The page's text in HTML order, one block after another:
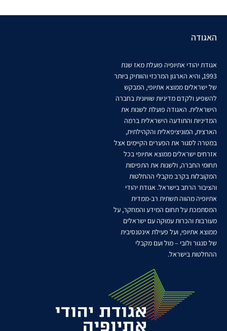
האגודה
אגודת יהודי אתיופיה פועלת מאז שנת
1993, והיא הארגון המרכזי והוותיק ביותר
של ישראלים ממוצא אתיופי, המבקש
להשפיע ולקדם מדיניות שוויונית בחברה
הישראלית. האגודה פועלת לשנות את
המדיניות והתודעה הישראלית ברמה
הארצית, המוניציפאלית והקהילתית,
במטרה לסגור את הפערים הקיימים אצל
אזרחים ישראלים ממוצא אתיופי בכל
תחומי החברה, ולשנות את התפיסות
המקובלות בקרב מקבלי ההחלטות
והציבור הרחב בישראל. אגודת יהודי
אתיופיה מהווה תשתית רב-ממדית
המסתמכת על תחום המידע והמחקר, על
מעורבות והכרות עמוקה עם ישראלים
ממוצא אתיופי, ועל פעילת אינטנסיבית
של סנגור ולובי – מול ועם מקבלי
ההחלטות בישראל.